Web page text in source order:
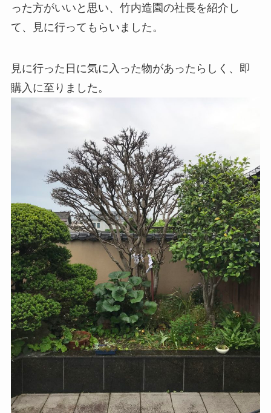
った方がいいと思い、竹内造園の社長を紹介し
て、見に行ってもらいました。
見に行った日に気に入った物があったらしく、即
購入に至りました。